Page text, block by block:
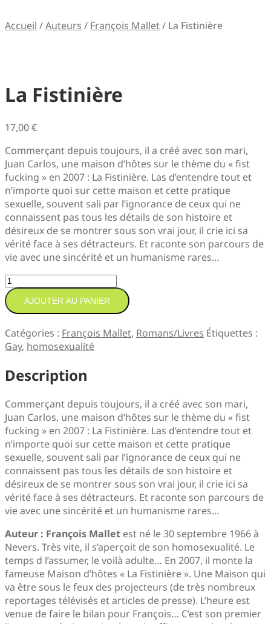
Accueil /Auteurs / François Mallet/ La Fistinière
La Fistinière
17,00€
Commerçant depuis toujours, il a créé avec son mari,
Juan Carlos, une maison d’hôtes sur le thème du « fist
fucking » en 2007 : La Fistinière. Las d’entendre tout et
n’importe quoi sur cette maison et cette pratique
sexuelle, souvent sali par l’ignorance de ceux qui ne
connaissent pas tous les détails de son histoire et
désireux de se montrer sous son vrai jour, il crie ici sa
vérité face à ses détracteurs. Et raconte son parcours de
vie avec une sincérité et un humanisme rares…
quantité
de
La
AJOUTER AU PANIER
Catégories : François Mallet, Romans/Livres Étiquettes :
Gay, homosexualité
Description
Commerçant depuis toujours, il a créé avec son mari,
Juan Carlos, une maison d’hôtes sur le thème du « fist
fucking » en 2007 : La Fistinière. Las d’entendre tout et
n’importe quoi sur cette maison et cette pratique
sexuelle, souvent sali par l’ignorance de ceux qui ne
connaissent pas tous les détails de son histoire et
désireux de se montrer sous son vrai jour, il crie ici sa
vérité face à ses détracteurs. Et raconte son parcours de
vie avec une sincérité et un humanisme rares…
Auteur : François Mallet est né le 30 septembre 1966 à
Nevers. Très vite, il s’aperçoit de son homosexualité. Le
temps d l’assumer, le voilà adulte… En 2007, il monte la
fameuse Maison d’hôtes « La Fistinière ». Une Maison qui
va être sous le feux des projecteurs (de très nombreux
reportages télévisés et articles de presse). L’heure est
venue de faire le bilan pour François… C’est son premier